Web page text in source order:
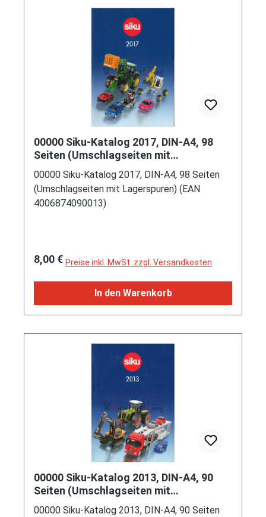
00000 Siku-Katalog 2017, DIN-A4, 98
Seiten (Umschlagseiten mit
Lagerspuren) (EAN 4006874090013)
00000 Siku-Katalog 2017, DIN-A4, 98 Seiten
(Umschlagseiten mit Lagerspuren) (EAN
4006874090013)
Regulärer Preis:
8,00 € Preise inkl. MwSt. zzgl. Versandkosten
In den Warenkorb
00000 Siku-Katalog 2013, DIN-A4, 90
Seiten (Umschlagseiten mit
Lagerspuren) (EAN 4006874090013)
00000 Siku-Katalog 2013, DIN-A4, 90 Seiten